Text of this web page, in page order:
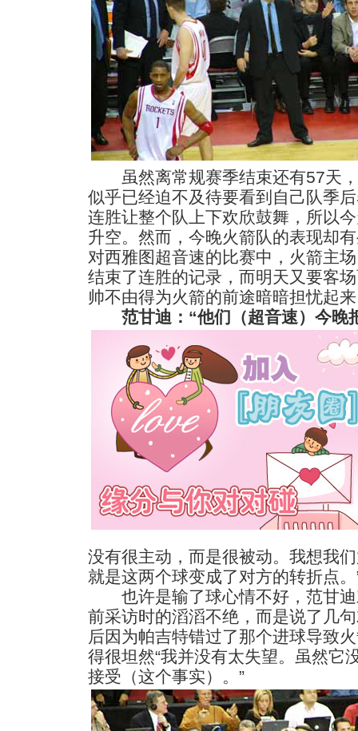
虽然离常规赛季结束还有57天，
似乎已经迫不及待要看到自己队季
连胜让整个队上下欢欣鼓舞，所以
升空。然而，今晚火箭队的表现却
对西雅图超音速的比赛中，火箭主
结束了连胜的记录，而明天又要客
帅不由得为火箭的前途暗暗担忧起
范甘迪：“他们（超音速）今晚
没有很主动，而是很被动。我想我
就是这两个球变成了对方的转折点。
也许是输了球心情不好，范甘迪
前采访时的滔滔不绝，而是说了几
后因为帕吉特错过了那个进球导致
得很坦然“我并没有太失望。虽然它
接受（这个事实）。”